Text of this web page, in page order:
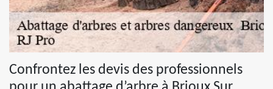
Confrontez les devis des professionnels